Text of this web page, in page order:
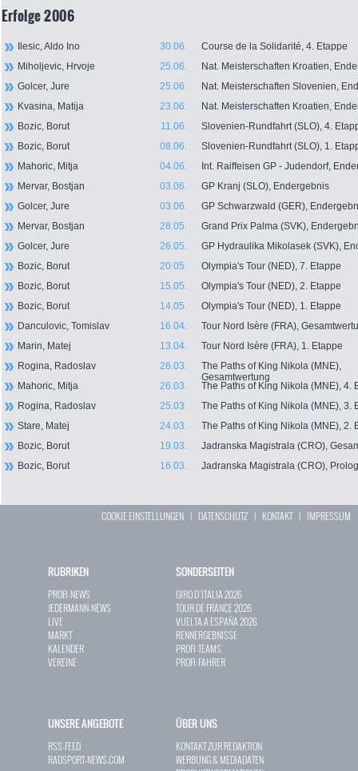
Erfolge 2006
Ilesic, Aldo Ino Course de la Solidarité, 4. Etappe
30.06.
Miholjevic, Hrvoje
Nat. Meisterschaften Kroatien,
25.06.
Golcer, Jure
Nat. Meisterschaften Slovenien,
25.06.
Kvasina, Matija
Nat. Meisterschaften Kroatien,
23.06.
Bozic, Borut
Slovenien-Rundfahrt (SLO), 4.
11.06.
Bozic, Borut
Slovenien-Rundfahrt (SLO), 1.
08.06.
Mahoric, Mitja
Int. Raiffeisen GP - Judendorf,
04.06.
Mervar, Bostjan
GP Kranj (SLO), Endergebnis
03.06.
Golcer, Jure
GP Schwarzwald (GER),
03.06.
Mervar, Bostjan
Grand Prix Palma (SVK),
28.05.
Golcer, Jure
GP Hydraulika Mikolasek (SVK),
26.05.
Bozic, Borut
Olympia's Tour (NED), 7. Etappe
20.05.
Bozic, Borut
Olympia's Tour (NED), 2. Etappe
15.05.
Bozic, Borut
Olympia's Tour (NED), 1. Etappe
14.05.
Danculovic, Tomislav
Tour Nord Isère (FRA),
16.04.
Marin, Matej
Tour Nord Isère (FRA), 1. Etappe
13.04.
Rogina, Radoslav
The Paths of King Nikola (MNE),
Gesamtwertung
26.03.
Mahoric, Mitja
The Paths of King Nikola (MNE), 4.
26.03.
Rogina, Radoslav
The Paths of King Nikola (MNE), 3.
25.03.
Stare, Matej
The Paths of King Nikola (MNE), 2.
24.03.
Bozic, Borut
Jadranska Magistrala (CRO),
19.03.
Bozic, Borut
Jadranska Magistrala (CRO), Prolog
16.03.
COOKIE EINSTELLUNGEN | DATENSCHUTZ | KONTAKT| IMPRESSUM
RUBRIKEN
PROFI-NEWS
JEDERMANN-NEWS
LIVE
MARKT
KALENDER
VEREINE
SONDERSEITEN
GIRO D`ITALIA 2026
TOUR DE FRANCE 2026
VUELTA A ESPAÑA 2026
RENNERGEBNISSE
PROFI-TEAMS
PROFI-FAHRER
UNSERE ANGEBOTE
RSS-FEED
RADSPORT-NEWS.COM
ÜBER UNS
KONTAKT ZUR REDAKTION
WERBUNG & MEDIADATEN